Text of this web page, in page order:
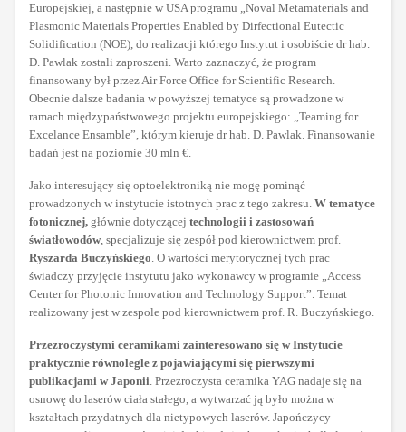
Europejskiej, a następnie w USA programu „Noval Metamaterials and
Plasmonic Materials Properties Enabled by Dirfectional Eutectic
Solidification (NOE), do realizacji którego Instytut i osobiście dr hab.
D. Pawlak zostali zaproszeni. Warto zaznaczyć, że program
finansowany był przez Air Force Office for Scientific Research.
Obecnie dalsze badania w powyższej tematyce są prowadzone w
ramach międzypaństwowego projektu europejskiego: „Teaming for
Excelance Ensamble”, którym kieruje dr hab. D. Pawlak. Finansowanie
badań jest na poziomie 30 mln €.
Jako interesujący się optoelektroniką nie mogę pominąć
prowadzonych w instytucie istotnych prac z tego zakresu. W tematyce
fotonicznej, głównie dotyczącej technologii i zastosowań
światłowodów, specjalizuje się zespół pod kierownictwem prof.
Ryszarda Buczyńskiego. O wartości merytorycznej tych prac
świadczy przyjęcie instytutu jako wykonawcy w programie „Access
Center for Photonic Innovation and Technology Support”. Temat
realizowany jest w zespole pod kierownictwem prof. R. Buczyńskiego.
Przezroczystymi ceramikami zainteresowano się w Instytucie
praktycznie równolegle z pojawiającymi się pierwszymi
publikacjami w Japonii. Przezroczysta ceramika YAG nadaje się na
osnowę do laserów ciała stałego, a wytwarzać ją było można w
kształtach przydatnych dla nietypowych laserów. Japończycy